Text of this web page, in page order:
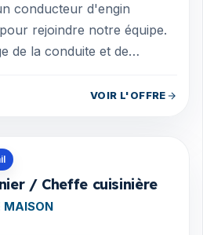
conducteur d'engin
rejoindre notre équipe.
de la conduite et de
VOIR L'OFFRE
/ Cheffe cuisinière
MAISON